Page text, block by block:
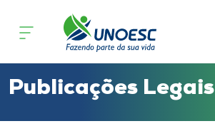
Cursos
Publicações Legais